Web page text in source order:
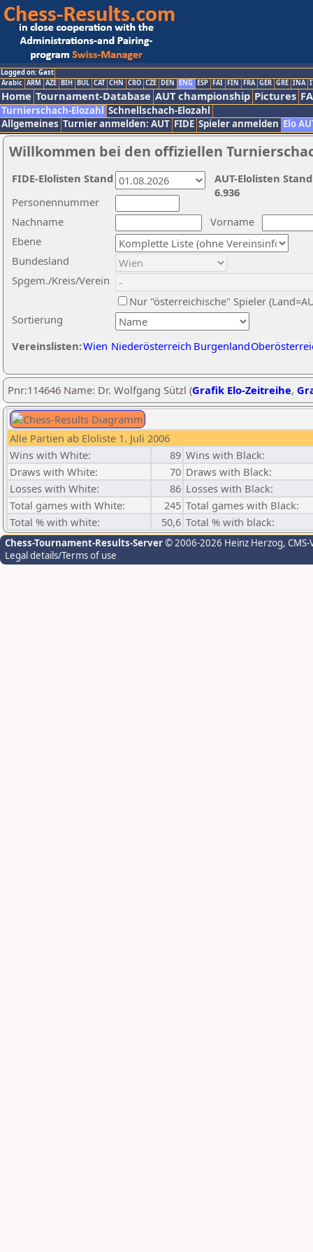
Logged on: Gast
Arabic ARM AZE BIH BUL CAT CHN CRO CZE DEN ENG ESP FAI FIN FRA GER GRE INA
Home Tournament-Database AUT championship Pictures
Turnierschach-Elozahl Schnellschach-Elozahl
Allgemeines Turnier anmelden: AUT FIDE Spieler anmelden Elo
Willkommen bei den offiziellen
Nachname
Vorname
Ebene
Sortierung
Personennummer
Bundesland
Spgem./Kreis/Verein
Nur "österreichische" Spieler
Vereinslisten:Wien Niederösterreich Burgenland
AUT-Elolisten
6.936
FIDE-Elolisten Stand
Pnr:114646 Name: Dr. Wolfgang Sützl (Grafik Elo-Zeitreihe,
Alle Partien ab Eloliste 1. Juli 2006
Wins with White:
89 Wins with Black:
Draws with White:
70 Draws with Black:
Losses with White:
86 Losses with Black:
Total games with White:
245 Total games with Black:
Total % with white:
50,6 Total % with black:
Chess-Tournament-Results-Server© 2006-2026 Heinz Herzog,
Legal details/Terms of use